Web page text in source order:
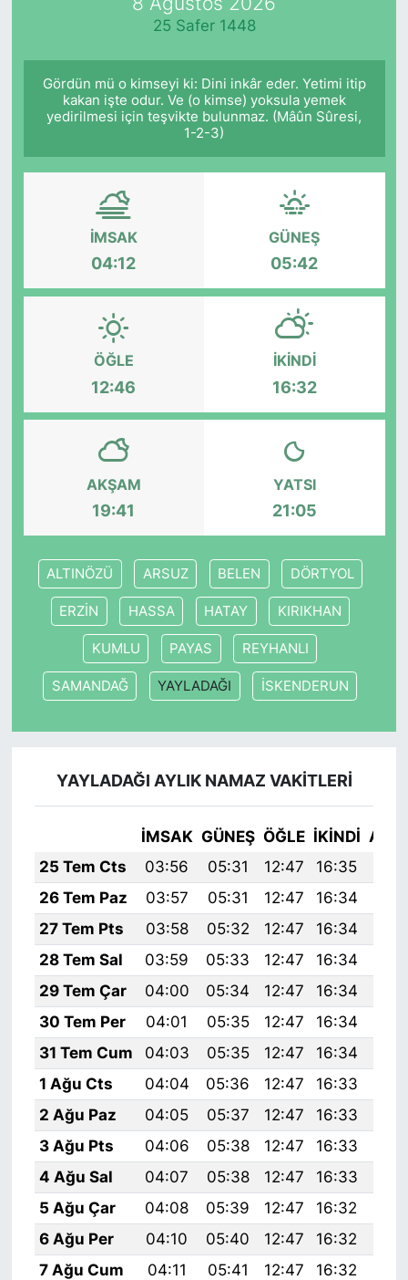
25 Safer 1448
Gördün mü o kimseyi ki: Dini inkâr eder. Yetimi itip
kakan işte odur. Ve (o kimse) yoksula yemek
yedirilmesi için teşvikte bulunmaz. (Mâûn Sûresi,
1-2-3)
İMSAK
04:12
GÜNEŞ
05:42
ÖĞLE
12:46
İKINDI
16:32
AKŞAM
19:41
YATSI
21:05
ALTINÖZÜ ARSUZ BELEN DÖRTYOL
ERZİN HASSA HATAY KIRIKHAN
KUMLU PAYAS REYHANLI
SAMANDAĞ YAYLADAĞI İSKENDERUN
YAYLADAĞI AYLIK NAMAZ VAKITLERI
İMSAK GÜNEŞ ÖĞLE İKINDI
25 Tem Cts
03:56 05:31 12:47 16:35
26 Tem Paz
03:57 05:31 12:47 16:34
27 Tem Pts
03:58 05:32 12:47 16:34
28 Tem Sal
03:59 05:33 12:47 16:34
29 Tem Çar
04:00 05:34 12:47 16:34
30 Tem Per
04:01 05:35 12:47 16:34
31 Tem Cum
04:03 05:35 12:47 16:34
1 Ağu Cts
04:04 05:36 12:47 16:33
2 Ağu Paz
04:05 05:37 12:47 16:33
3 Ağu Pts
04:06 05:38 12:47 16:33
4 Ağu Sal
04:07 05:38 12:47 16:33
5 Ağu Çar
04:08 05:39 12:47 16:32
6 Ağu Per
04:10 05:40 12:47 16:32
7 Ağu Cum
04:11 05:41 12:47 16:32